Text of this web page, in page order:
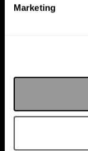
Marketing
PODCAST